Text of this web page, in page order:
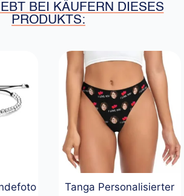
BEI KÄUFERN DIESES
PRODUKTS:
Tanga​ Personalisierter